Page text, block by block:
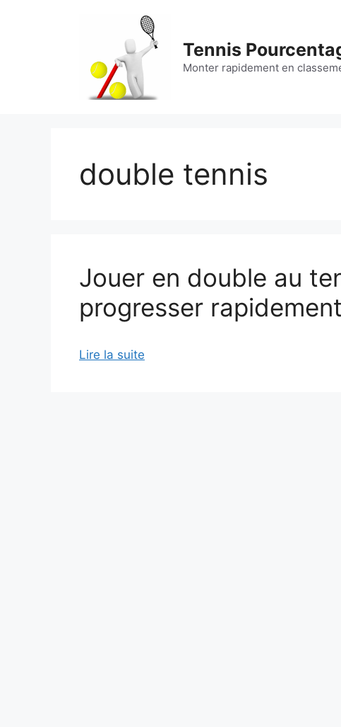
Tennis
Monter rapidement en
double tennis
Jouer en double au
progresser rapidement
Lire la suite